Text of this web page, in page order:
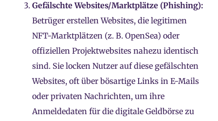
Gefälschte Websites/Marktplätze (Phishing):
Betrüger erstellen Websites, die legitimen
NFT-Marktplätzen (z. B. OpenSea) oder
offiziellen Projektwebsites nahezu identisch
sind. Sie locken Nutzer auf diese gefälschten
Websites, oft über bösartige Links in E-Mails
oder privaten Nachrichten, um ihre
Anmeldedaten für die digitale Geldbörse zu